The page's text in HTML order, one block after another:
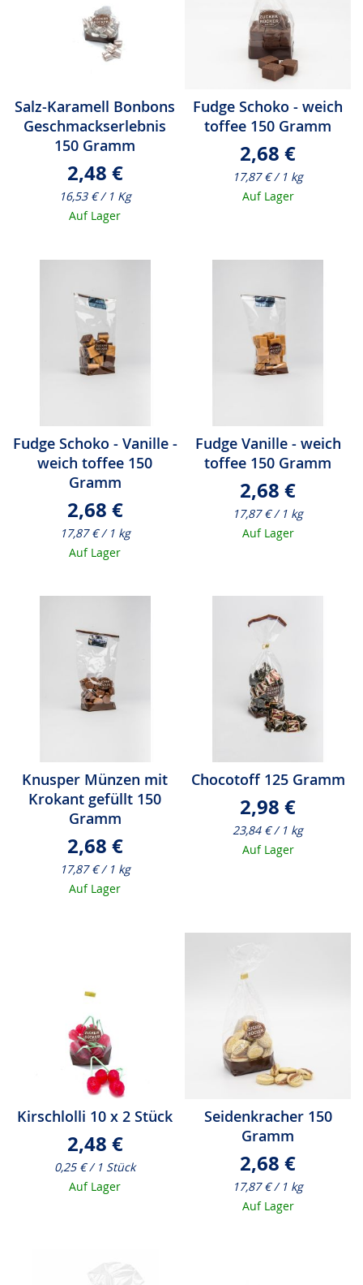
Salz-Karamell Bonbons
Geschmackserlebnis
150 Gramm
2,48 €
16,53 € / 1 Kg
Auf Lager
Fudge Schoko - weich
toffee 150 Gramm
2,68 €
17,87 € / 1 kg
Auf Lager
Fudge Schoko - Vanille -
weich toffee 150
Gramm
2,68 €
17,87 € / 1 kg
Auf Lager
Fudge Vanille - weich
toffee 150 Gramm
2,68 €
17,87 € / 1 kg
Auf Lager
Knusper Münzen mit
Krokant gefüllt 150
Gramm
2,68 €
17,87 € / 1 kg
Auf Lager
Chocotoff 125 Gramm
2,98 €
23,84 € / 1 kg
Auf Lager
Kirschlolli 10 x 2 Stück
2,48 €
0,25 € / 1 Stück
Auf Lager
Seidenkracher 150
Gramm
2,68 €
17,87 € / 1 kg
Auf Lager